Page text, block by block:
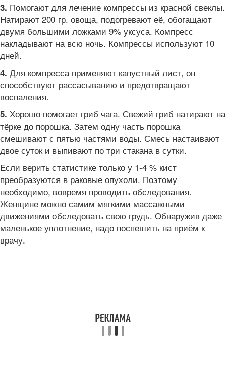
3. Помогают для лечение компрессы из красной свеклы.
Натирают 200 гр. овоща, подогревают её, обогащают
двумя большими ложками 9% уксуса. Компресс
накладывают на всю ночь. Компрессы используют 10
дней.
4. Для компресса применяют капустный лист, он
способствуют рассасыванию и предотвращают
воспаления.
5. Хорошо помогает гриб чага. Свежий гриб натирают на
тёрке до порошка. Затем одну часть порошка
смешивают с пятью частями воды. Смесь настаивают
двое суток и выпивают по три стакана в сутки.
Если верить статистике только у 1-4 % кист
преобразуются в раковые опухоли. Поэтому
необходимо, вовремя проводить обследования.
Женщине можно самим мягкими массажными
движениями обследовать свою грудь. Обнаружив даже
маленькое уплотнение, надо поспешить на приём к
врачу.